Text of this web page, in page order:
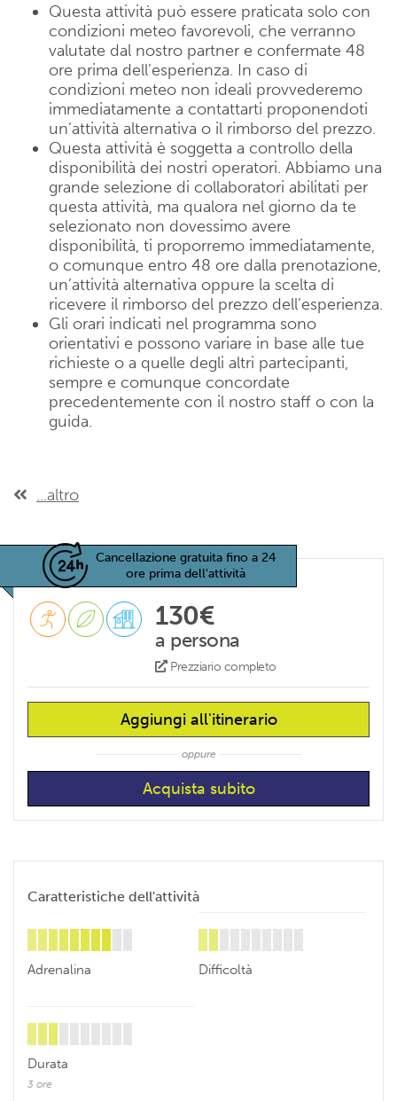
Questa attività può essere praticata solo con
condizioni meteo favorevoli, che verranno
valutate dal nostro partner e confermate 48
ore prima dell’esperienza. In caso di
condizioni meteo non ideali provvederemo
immediatamente a contattarti proponendoti
un’attività alternativa o il rimborso del prezzo.
Questa attività è soggetta a controllo della
disponibilità dei nostri operatori. Abbiamo una
grande selezione di collaboratori abilitati per
questa attività, ma qualora nel giorno da te
selezionato non dovessimo avere
disponibilità, ti proporremo immediatamente,
o comunque entro 48 ore dalla prenotazione,
un’attività alternativa oppure la scelta di
ricevere il rimborso del prezzo dell’esperienza.
Gli orari indicati nel programma sono
orientativi e possono variare in base alle tue
richieste o a quelle degli altri partecipanti,
sempre e comunque concordate
precedentemente con il nostro staff o con la
guida.
...altro
Cancellazione gratuita fino a 24
ore prima dell'attività
130€
a persona
Prezziario completo
Aggiungi all'itinerario
oppure
Caratteristiche dell'attività
Adrenalina Difficoltà
Durata
3 ore